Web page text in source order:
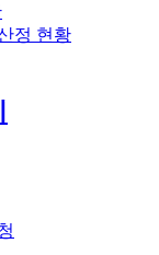
정 현황